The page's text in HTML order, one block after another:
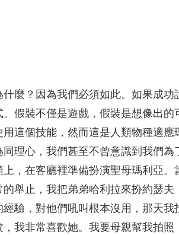
麼？因為我們必須如此。如果成
。假裝不僅是遊戲，假裝是想像出
這個技能，然而這是人類物種適
理心，我們甚至不曾意識到我們
，在客廳裡準備扮演聖母瑪利亞
的舉止，我把弟弟哈利拉來扮約瑟
驗，對他們吼叫根本沒用，那天
我非常喜歡她。我要母親幫我拍